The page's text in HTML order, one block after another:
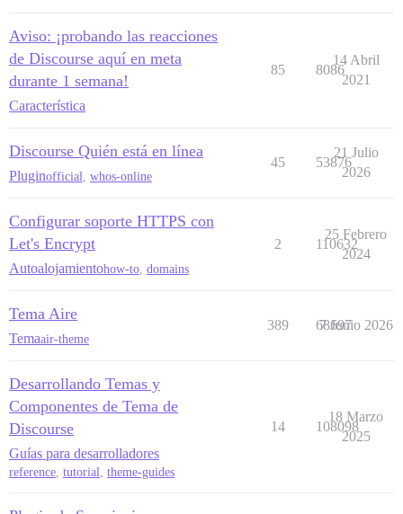
Aviso: ¡probando las reacciones
de Discourse aquí en meta
durante 1 semana!
Característica
85 8086
14 Abril
2021
Discourse Quién está en línea
Pluginofficial whos-online
45 53876
21 Julio
2026
Configurar soporte HTTPS con
Let's Encrypt
Autoalojamientohow-to domains
2 110632
25 Febrero
2024
Tema Aire
Temaair-theme
389 68697
7 Junio 2026
Desarrollando Temas y
Componentes de Tema de
Discourse
Guías para desarrolladores
reference, tutorial, theme-guides
14 108098
18 Marzo
2025